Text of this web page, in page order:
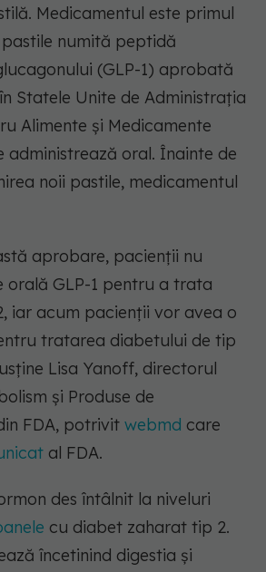
Medicamentul este primul
numită peptidă
(GLP-1) aprobată
Statele Unite de Administrația
Alimente și Medicamente
administrează oral. Înainte de
noii pastile, medicamentul
aprobare, pacienții nu
orală GLP-1 pentru a trata
iar acum pacienții vor avea o
tratarea diabetului de tip
Lisa Yanoff, directorul
și Produse de
FDA, potrivit webmd care
al FDA.
des întâlnit la niveluri
cu diabet zaharat tip 2.
încetinind digestia și